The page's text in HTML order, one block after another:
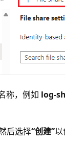
称，例如 log-
后选择“创建”以